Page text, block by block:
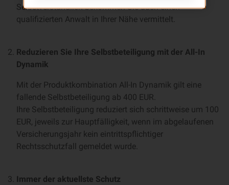
Selbstverständlich bekommen Sie auch einen
qualifizierten Anwalt in Ihrer Nähe vermittelt.
Reduzieren Sie Ihre Selbstbeteiligung mit der All-In
Dynamik
Mit der Produktkombination All-In Dynamik gilt eine
fallende Selbstbeteiligung ab 400 EUR.
Ihre Selbstbeteiligung reduziert sich schrittweise um 100
EUR, jeweils zur Hauptfälligkeit, wenn im abgelaufenen
Versicherungsjahr kein eintrittspflichtiger
Rechtsschutzfall gemeldet wurde.
Immer der aktuellste Schutz